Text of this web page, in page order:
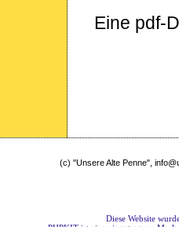
Eine pdf-
(c) "Unsere Alte Penne",
Diese Website